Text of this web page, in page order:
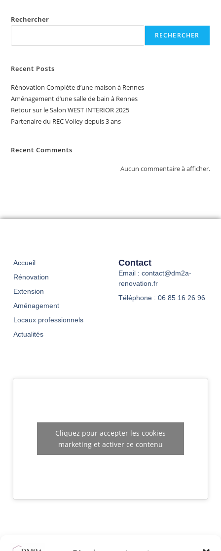
Rechercher
RECHERCHER
Recent Posts
Rénovation Complète d’une maison à Rennes
Aménagement d’une salle de bain à Rennes
Retour sur le Salon WEST INTERIOR 2025
Partenaire du REC Volley depuis 3 ans
Recent Comments
Aucun commentaire à afficher.
Accueil
Rénovation
Extension
Aménagement
Locaux professionnels
Actualités
Contact
Email : contact@dm2a-
renovation.fr
Téléphone : 06 85 16 26 96
Cliquez pour accepter les cookies
marketing et activer ce contenu